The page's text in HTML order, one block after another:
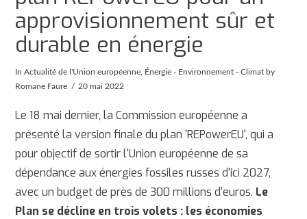
approvisionnement sûr et
durable en énergie
InActualité de l'Union européenne Énergie - Environnement - Climat by
Romane Faure
20 mai 2022
Le 18 mai dernier, la Commission européenne a
présenté la version finale du plan 'REPowerEU', qui a
pour objectif de sortir l'Union européenne de sa
dépendance aux énergies fossiles russes d'ici 2027,
avec un budget de près de 300 millions d'euros. Le
Plan se décline en trois volets : les économies